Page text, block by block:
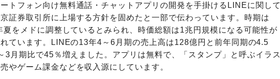
トフォン向け無料通話・チャットアプリの開発を手掛けるLINEに関して
証券取引所に上場する方針を固めたと一部で伝わっています。時期は
夏をメドに調整しているとみられ、時価総額は1兆円規模になる可能性が
ています。LINEの13年4～6月期の売上高は128億円と前年同期の4.5
3月期比で45％増えました。アプリは無料で、「スタンプ」と呼ぶイラス
売やゲーム課金などを収入源にしています。